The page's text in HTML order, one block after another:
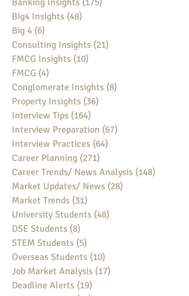
Banking Insights (175)
Big4 Insights (48)
Big 4 (6)
Consulting Insights (21)
FMCG Insights (10)
FMCG (4)
Conglomerate Insights (8)
Property Insights (36)
Interview Tips (164)
Interview Preparation (67)
Interview Practices (64)
Career Planning (271)
Career Trends/ News Analysis (148)
Market Updates/ News (28)
Market Trends (31)
University Students (48)
DSE Students (8)
STEM Students (5)
Overseas Students (10)
Job Market Analysis (17)
Deadline Alerts (19)